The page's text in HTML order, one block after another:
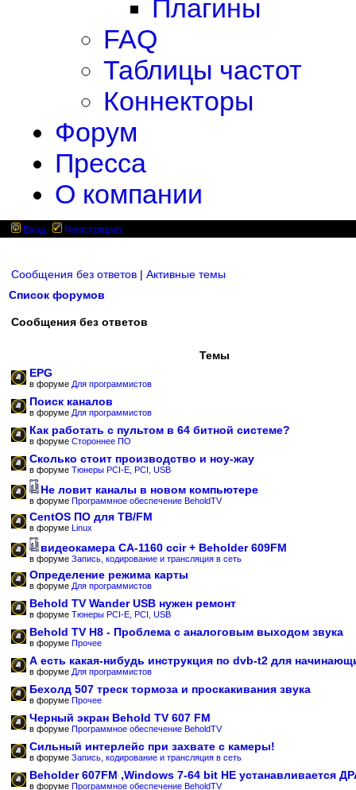
Плагины
FAQ
Таблицы частот
Коннекторы
Форум
Пресса
О компании
Вход Регистрация
Сообщения без ответов | Активные темы
Список форумов
Сообщения без ответов
Темы
EPG
в форуме Для программистов
Поиск каналов
в форуме Для программистов
Как работать с пультом в 64 битной системе?
в форуме Стороннее ПО
Сколько стоит производство и ноу-жау
в форуме Тюнеры PCI-E, PCI, USB
Не ловит каналы в новом компьютере
в форуме Программное обеспечение BeholdTV
CentOS ПО для ТВ/FM
в форуме Linux
видеокамера CA-1160 ccir + Beholder 609FM
в форуме Запись, кодирование и трансляция в сеть
Определение режима карты
в форуме Для программистов
Behold TV Wander USB нужен ремонт
в форуме Тюнеры PCI-E, PCI, USB
Behold TV H8 - Проблема с аналоговым выходом звука
в форуме Прочее
А есть какая-нибудь инструкция по dvb-t2 для
в форуме Для программистов
Бехолд 507 треск тормоза и проскакивания звука
в форуме Прочее
Черный экран Behold TV 607 FM
в форуме Программное обеспечение BeholdTV
Сильный интерлейс при захвате с камеры!
в форуме Запись, кодирование и трансляция в сеть
Beholder 607FM ,Windows 7-64 bit НЕ устанавливается
в форуме Программное обеспечение BeholdTV